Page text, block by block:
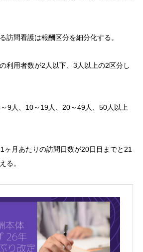
訪問看護は報酬区分を細分化する。
利用者数が2人以下、3人以上の2区分し
9人、10～19人、20～49人、50人以上
月あたりの訪問日数が20日目までと21
る。